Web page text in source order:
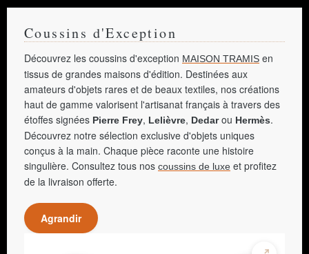
Coussins d'Exception
Découvrez les coussins d'exception MAISON TRAMIS en
tissus de grandes maisons d'édition. Destinées aux
amateurs d'objets rares et de beaux textiles, nos créations
haut de gamme valorisent l'artisanat français à travers des
étoffes signées Pierre Frey, Lelièvre, Dedarou Hermès.
Découvrez notre sélection exclusive d'objets uniques
conçus à la main. Chaque pièce raconte une histoire
singulière. Consultez tous nos coussins de luxe et profitez
de la livraison offerte.
Agrandir